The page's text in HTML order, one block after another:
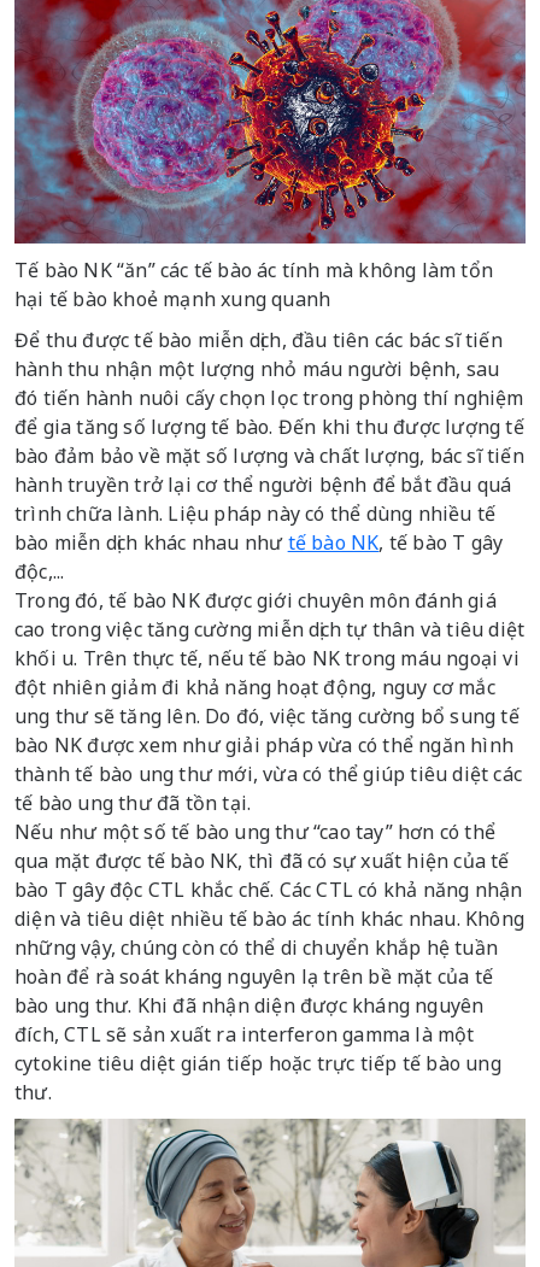
Tế bào NK “ăn” các tế bào ác tính mà không làm tổn
hại tế bào khoẻ mạnh xung quanh
Để thu được tế bào miễn dịch, đầu tiên các bác sĩ tiến
hành thu nhận một lượng nhỏ máu người bệnh, sau
đó tiến hành nuôi cấy chọn lọc trong phòng thí nghiệm
để gia tăng số lượng tế bào. Đến khi thu được lượng tế
bào đảm bảo về mặt số lượng và chất lượng, bác sĩ tiến
hành truyền trở lại cơ thể người bệnh để bắt đầu quá
trình chữa lành. Liệu pháp này có thể dùng nhiều tế
bào miễn dịch khác nhau nhưtế bào NK, tế bào T gây
độc,...
Trong đó, tế bào NK được giới chuyên môn đánh giá
cao trong việc tăng cường miễn dịch tự thân và tiêu diệt
khối u. Trên thực tế, nếu tế bào NK trong máu ngoại vi
đột nhiên giảm đi khả năng hoạt động, nguy cơ mắc
ung thư sẽ tăng lên. Do đó, việc tăng cường bổ sung tế
bào NK được xem như giải pháp vừa có thể ngăn hình
thành tế bào ung thư mới, vừa có thể giúp tiêu diệt các
tế bào ung thư đã tồn tại.
Nếu như một số tế bào ung thư “cao tay” hơn có thể
qua mặt được tế bào NK, thì đã có sự xuất hiện của tế
bào T gây độc CTL khắc chế. Các CTL có khả năng nhận
diện và tiêu diệt nhiều tế bào ác tính khác nhau. Không
những vậy, chúng còn có thể di chuyển khắp hệ tuần
hoàn để rà soát kháng nguyên lạ trên bề mặt của tế
bào ung thư. Khi đã nhận diện được kháng nguyên
đích, CTL sẽ sản xuất ra interferon gamma là một
cytokine tiêu diệt gián tiếp hoặc trực tiếp tế bào ung
thư.